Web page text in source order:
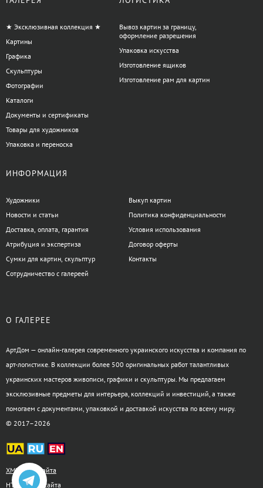
★ Эксклюзивная коллекция ★
Картины
Графика
Скульптуры
Фотографии
Каталоги
Документы и сертификаты
Товары для художников
Упаковка и переноска
Вывоз картин за границу,
оформление разрешения
Упаковка искусства
Изготовление ящиков
Изготовление рам для картин
ИНФОРМАЦИЯ
Художники
Новости и статьи
Доставка, оплата, гарантия
Атрибуция и экспертиза
Сумки для картин, скульптур
Сотрудничество с галереей
Выкуп картин
Политика конфиденциальности
Условия использования
Договор оферты
Контакты
О ГАЛЕРЕЕ
АртДом — онлайн-галерея современного украинского искусства и компания по
арт-логистике. В коллекции более 500 оригинальных работ талантливых
украинских мастеров живописи, графики и скульптуры. Мы предлагаем
эксклюзивные предметы для интерьера, коллекций и инвестиций, а также
помогаем с документами, упаковкой и доставкой искусства по всему миру.
© 2017–2026
XML-карта сайта
HTML-карта сайта